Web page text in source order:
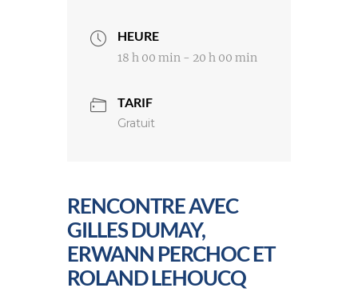
HEURE
18 h 00 min - 20 h 00 min
TARIF
Gratuit
RENCONTRE AVEC
GILLES DUMAY,
ERWANN PERCHOC ET
ROLAND LEHOUCQ